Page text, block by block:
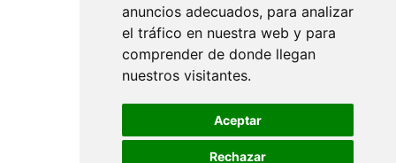
anuncios adecuados, para analizar
el tráfico en nuestra web y para
comprender de donde llegan
nuestros visitantes.
Aceptar
Rechazar